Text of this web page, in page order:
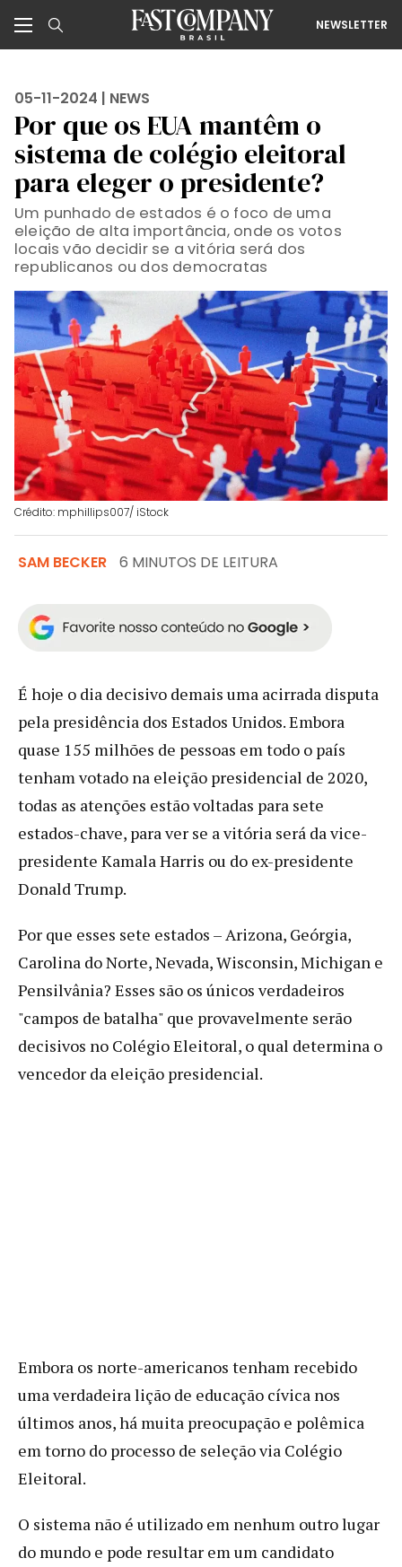
NEWSLETTER
05-11-2024 | NEWS
Por que os EUA mantêm o
sistema de colégio eleitoral
para eleger o presidente?
Um punhado de estados é o foco de uma
eleição de alta importância, onde os votos
locais vão decidir se a vitória será dos
republicanos ou dos democratas
Crédito: mphillips007/ iStock
SAM BECKER 6 MINUTOS DE LEITURA
É hoje o dia decisivo demais uma acirrada disputa
pela presidência dos Estados Unidos. Embora
quase 155 milhões de pessoas em todo o país
tenham votado na eleição presidencial de 2020,
todas as atenções estão voltadas para sete
estados-chave, para ver se a vitória será da vice-
presidente Kamala Harris ou do ex-presidente
Donald Trump.
Por que esses sete estados – Arizona, Geórgia,
Carolina do Norte, Nevada, Wisconsin, Michigan e
Pensilvânia? Esses são os únicos verdadeiros
"campos de batalha" que provavelmente serão
decisivos no Colégio Eleitoral, o qual determina o
vencedor da eleição presidencial.
Embora os norte-americanos tenham recebido
uma verdadeira lição de educação cívica nos
últimos anos, há muita preocupação e polêmica
em torno do processo de seleção via Colégio
Eleitoral.
O sistema não é utilizado em nenhum outro lugar
do mundo e pode resultar em um candidato